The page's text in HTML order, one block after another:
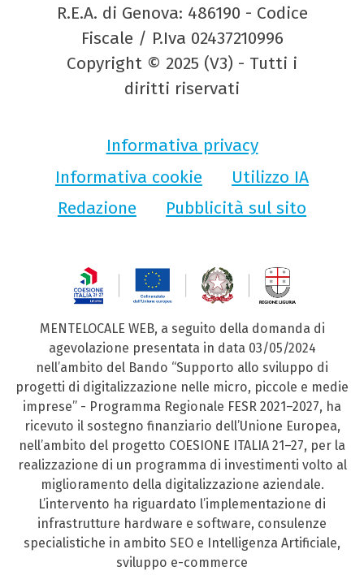
R.E.A. di Genova: 486190 - Codice
Fiscale / P.Iva 02437210996
Copyright © 2025 (V3) - Tutti i
diritti riservati
Informativa privacy
Informativa cookie
Utilizzo IA
Redazione
Pubblicità sul sito
MENTELOCALE WEB, a seguito della domanda di
agevolazione presentata in data 03/05/2024
nell’ambito del Bando “Supporto allo sviluppo di
progetti di digitalizzazione nelle micro, piccole e medie
imprese” - Programma Regionale FESR 2021–2027, ha
ricevuto il sostegno finanziario dell’Unione Europea,
nell’ambito del progetto COESIONE ITALIA 21–27, per la
realizzazione di un programma di investimenti volto al
miglioramento della digitalizzazione aziendale.
L’intervento ha riguardato l’implementazione di
infrastrutture hardware e software, consulenze
specialistiche in ambito SEO e Intelligenza Artificiale,
sviluppo e-commerce